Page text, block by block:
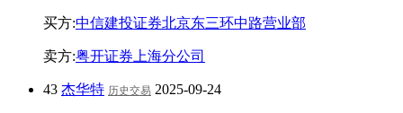
买方:中信建投证券北京东三环中路营业部
卖方:粤开证券上海分公司
43 杰华特 历史交易 2025-09-24